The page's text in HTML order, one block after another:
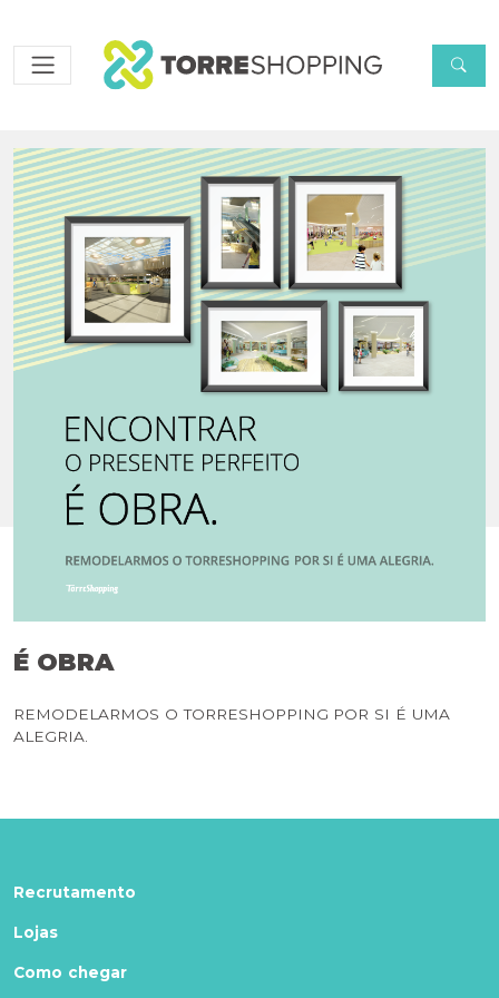
É OBRA
REMODELARMOS O TORRESHOPPING POR SI É UMA
ALEGRIA.
Recrutamento
Lojas
Como chegar